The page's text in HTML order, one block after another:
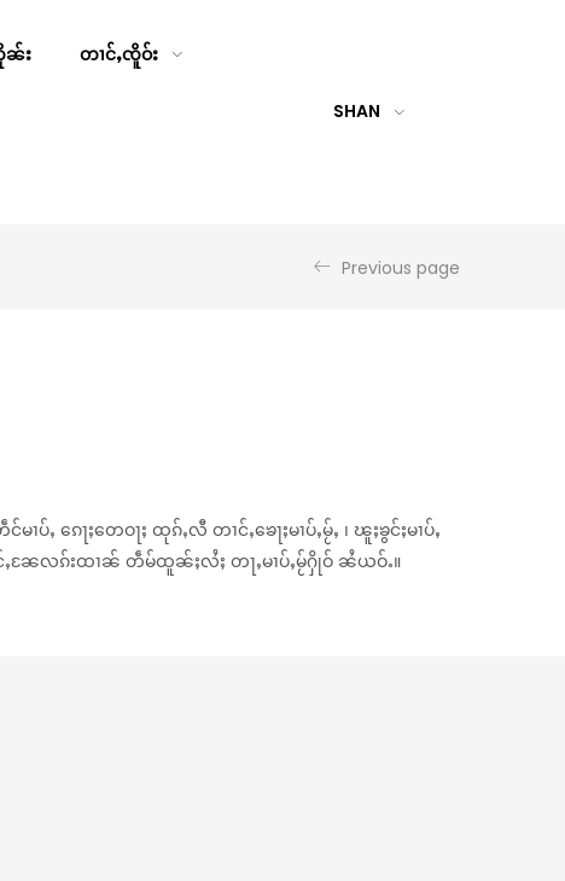
ၼ်း တၢင်ႇၸိူဝ်း
SHAN
Previous page
ၵေႃႈတေဝႃႈ ထုၵ်ႇလီ တၢင်ႇၶေႃႈမၢပ်ႇမႂ်ႇ ၊ ၽူႈၶွင်ႈမၢပ်ႇ
ၼႄလၵ်းထၢၼ် တဵမ်ထူၼ်ႈလႆႈ တႃႇမၢပ်ႇမႂ်ႁိုဝ် ၼႆယဝ်ႉ။